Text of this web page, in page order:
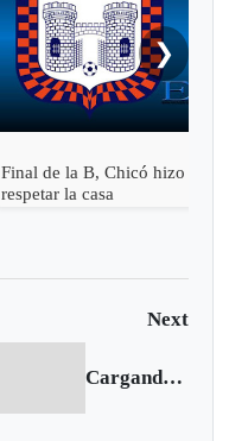
Final de la B, Chicó hizo
respetar la casa
❯
Next
Cargando siguiente...